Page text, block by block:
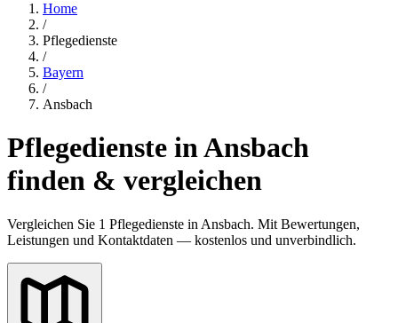
Home
/
Pflegedienste
/
Bayern
/
Ansbach
Pflegedienste in Ansbach
finden & vergleichen
Vergleichen Sie 1 Pflegedienste in Ansbach. Mit Bewertungen,
Leistungen und Kontaktdaten — kostenlos und unverbindlich.